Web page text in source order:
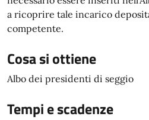
a ricoprire tale incarico
competente.
Cosa si ottiene
Albo dei presidenti di seggio
Tempi e scadenze